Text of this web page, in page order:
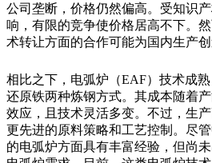
公司垄断，价格仍然偏高。受知识
响，有限的竞争使价格居高不下。
术转让方面的合作可能为国内生产
相比之下，电弧炉（EAF）技术成
还原铁两种炼钢方式。其成本随着
效应，且技术灵活多变。不过，生
更先进的原料策略和工艺控制。尽
的电弧炉方面具有丰富经验，但尚